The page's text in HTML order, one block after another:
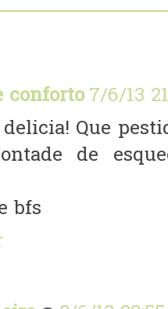
conforto7/6/13
Que
de
bfs